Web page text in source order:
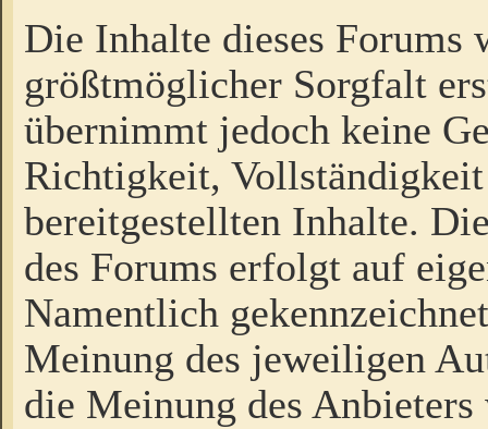
Die Inhalte dieses Forums
größtmöglicher Sorgfalt
übernimmt jedoch keine
Richtigkeit,
bereitgestellten Inhalte.
des Forums erfolgt auf
Namentlich
Meinung des jeweiligen
die Meinung des Anbieters